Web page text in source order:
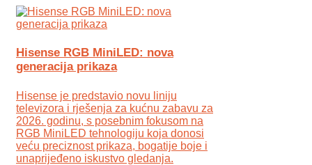
Hisense RGB MiniLED: nova
generacija prikaza
Hisense je predstavio novu liniju
televizora i rješenja za kućnu zabavu za
2026. godinu, s posebnim fokusom na
RGB MiniLED tehnologiju koja donosi
veću preciznost prikaza, bogatije boje i
unaprijeđeno iskustvo gledanja.